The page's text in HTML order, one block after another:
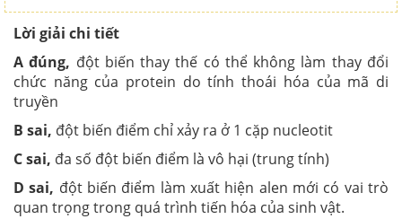
Lời giải chi tiết
A đúng, đột biến thay thế có thể không làm thay đổi
chức năng của protein do tính thoái hóa của mã di
truyền
B sai, đột biến điểm chỉ xảy ra ở 1 cặp nucleotit
C sai, đa số đột biến điểm là vô hại (trung tính)
D sai, đột biến điểm làm xuất hiện alen mới có vai trò
quan trọng trong quá trình tiến hóa của sinh vật.